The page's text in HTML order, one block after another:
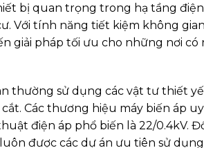
bị quan trọng trong hạ tầng
Với tính năng tiết kiệm không
giải pháp tối ưu cho những nơi
thường sử dụng các vật tư thiết
Các thương hiệu máy biến áp
điện áp phổ biến là 22/0.4kV.
được các dự án ưu tiên sử